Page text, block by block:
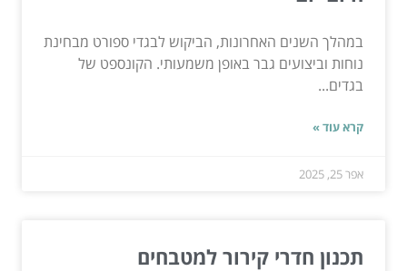
במהלך השנים האחרונות, הביקוש לבגדי ספורט מבחינת
נוחות וביצועים גבר באופן משמעותי. הקונספט של
בגדים...
קרא עוד »
אפר 25, 2025
תכנון חדרי קירור למטבחים